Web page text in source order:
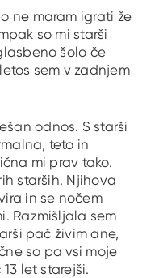
ne maram igrati že
so mi starši
šolo če
sem v zadnjem
odnos. S starši
teto in
mi prav tako.
starših. Njihova
in se nočem
Razmišljala sem
pač živim ane,
so pa vsi moje
let starejši.